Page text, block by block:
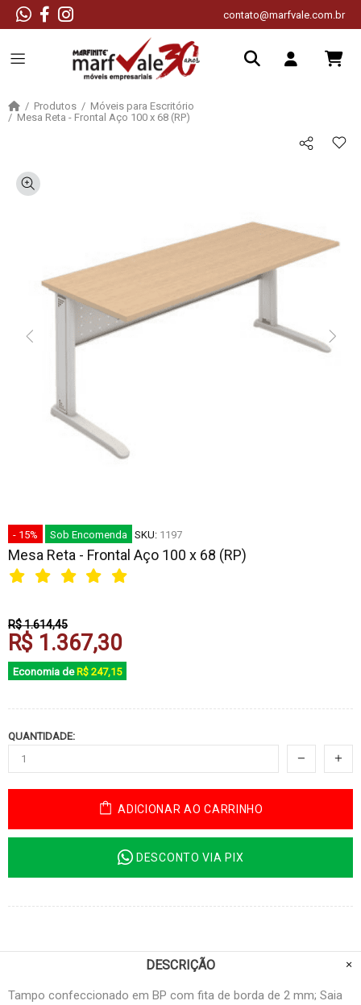
contato@marfvale.com.br
Produtos
Móveis para Escritório
Mesa Reta - Frontal Aço 100 x 68 (RP)
- 15% Sob Encomenda SKU: 1197
Mesa Reta - Frontal Aço 100 x 68 (RP)
R$ 1.614,45
R$ 1.367,30
Economia de R$ 247,15
QUANTIDADE:
ADICIONAR AO CARRINHO
DESCONTO VIA PIX
DESCRIÇÃO
Tampo confeccionado em BP com fita de borda de 2 mm; Saia